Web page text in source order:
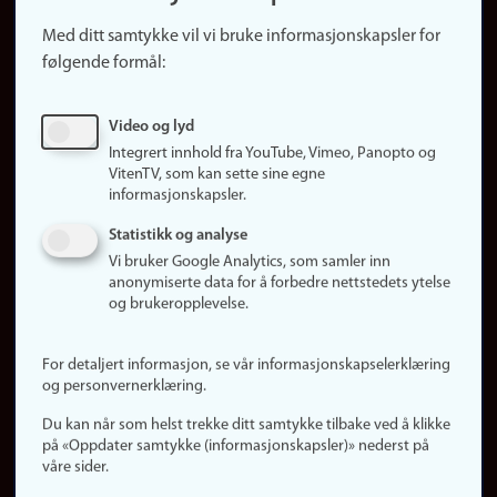
Finn studier
Ledige stillinger
Om nettstedet
Informasjonskapsler
Personvern
Logg inn
Med ditt samtykke vil vi bruke informasjonskapsler for
følgende formål:
Video og lyd
Integrert innhold fra YouTube, Vimeo, Panopto og
VitenTV, som kan sette sine egne
informasjonskapsler.
Statistikk og analyse
Vi bruker Google Analytics, som samler inn
anonymiserte data for å forbedre nettstedets ytelse
og brukeropplevelse.
For detaljert informasjon, se vår informasjonskapselerklæring
og personvernerklæring.
Du kan når som helst trekke ditt samtykke tilbake ved å klikke
på «Oppdater samtykke (informasjonskapsler)» nederst på
våre sider.